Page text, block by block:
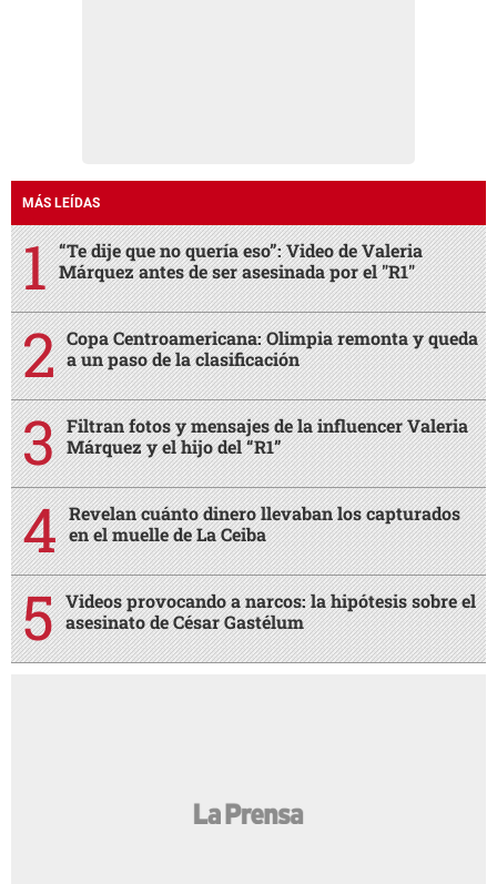
MÁS LEÍDAS
“Te dije que no quería eso”: Video de Valeria
Márquez antes de ser asesinada por el "R1"
Copa Centroamericana: Olimpia remonta y queda
a un paso de la clasificación
Filtran fotos y mensajes de la influencer Valeria
Márquez y el hijo del “R1”
Revelan cuánto dinero llevaban los capturados
en el muelle de La Ceiba
Videos provocando a narcos: la hipótesis sobre el
asesinato de César Gastélum